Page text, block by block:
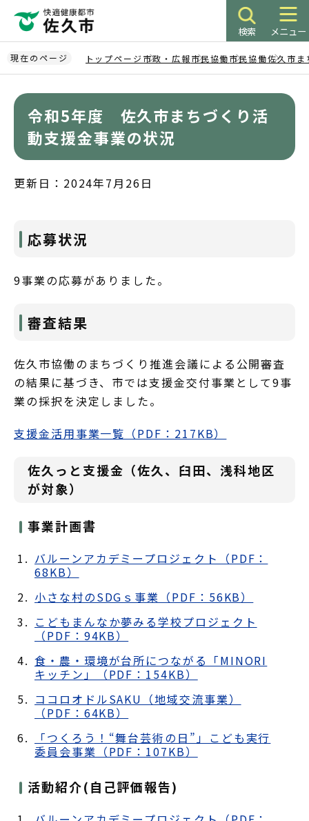
ペ
ー
ジ
検索 メニュー
現在のページ トップページ 市政・広報市民協働市民協働佐久市ま
令和5年度 佐久市まちづくり活
動支援金事業の状況
更新日：2024年7月26日
応募状況
9事業の応募がありました。
審査結果
佐久市協働のまちづくり推進会議による公開審査
の結果に基づき、市では支援金交付事業として9事
業の採択を決定しました。
支援金活用事業一覧（PDF：217KB）
佐久っと支援金（佐久、臼田、浅科地区
が対象）
事業計画書
バルーンアカデミープロジェクト（PDF：
68KB）
小さな村のSDGｓ事業（PDF：56KB）
こどもまんなか夢みる学校プロジェクト
（PDF：94KB）
食・農・環境が台所につながる「MINORI
キッチン」（PDF：154KB）
ココロオドルSAKU（地域交流事業）
（PDF：64KB）
「つくろう！“舞台芸術の日”」こども実行
委員会事業（PDF：107KB）
活動紹介(自己評価報告)